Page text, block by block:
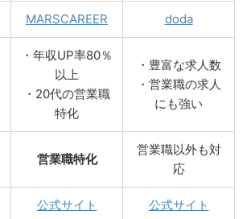
MARSCAREER doda
・年収UP率80％
以上
・20代の営業職
特化
・豊富な求人数
・営業職の求人
にも強い
営業職特化
営業職以外も対
応
公式サイト 公式サイト